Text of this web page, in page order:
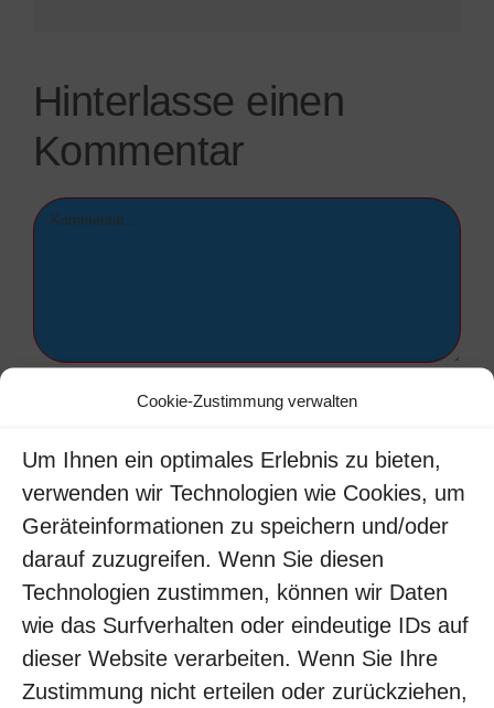
Cookie-Zustimmung verwalten
Um Ihnen ein optimales Erlebnis zu bieten,
verwenden wir Technologien wie Cookies, um
Geräteinformationen zu speichern und/oder
darauf zuzugreifen. Wenn Sie diesen
Technologien zustimmen, können wir Daten
wie das Surfverhalten oder eindeutige IDs auf
dieser Website verarbeiten. Wenn Sie Ihre
Zustimmung nicht erteilen oder zurückziehen,
Hinterlasse einen
Kommentar
Kommentar
Meinen Namen, E-Mail und Website in
diesem Browser speichern, bis ich wieder